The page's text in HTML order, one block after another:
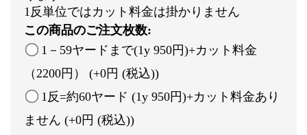
1反単位ではカット料金は掛かりません
この商品のご注文枚数:
1－59ヤードまで(1y 950円)+カット料金
（2200円） (+0円 (税込))
1反=約60ヤード (1y 950円)+カット料金あり
ません (+0円 (税込))